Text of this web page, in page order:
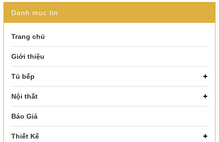
Danh mục tin
Trang chủ
Giới thiệu
Tủ bếp
Nội thất
Báo Giá
Thiết Kế